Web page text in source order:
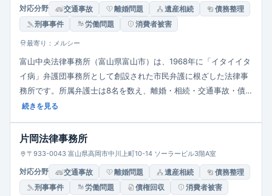
対応分野 交通事故 離婚問題 遺産相続
債務整理
刑事事件
労働問題 消費者被害
最寄り：メルシー
富山中央法律事務所（富山県富山市）は、1968年に「イタイイタ
イ病」弁護団事務所として創設された市民弁護に根ざした法律事
務所です。所属弁護士は8名を数え、離婚・相続・交通事故・債
務整理・労働問題など日常的な紛争から、医療過誤・行政事件と
の実現を使命に掲げ、地域住民の法的支援に取り組んでいます。
続きを見る
片岡法律事務所
〒933-0043 富山県高岡市中川上町10-14 ソーラービル3階A室
対応分野 交通事故 離婚問題 遺産相続
債務整理
刑事事件
労働問題 債権回収 消費者被害